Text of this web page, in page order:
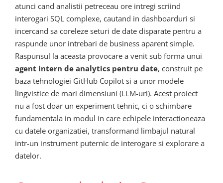
atunci cand analistii petreceau ore intregi scriind
interogari SQL complexe, cautand in dashboarduri si
incercand sa coreleze seturi de date disparate pentru a
raspunde unor intrebari de business aparent simple.
Raspunsul la aceasta provocare a venit sub forma unui
agent intern de analytics pentru date, construit pe
baza tehnologiei GitHub Copilot si a unor modele
lingvistice de mari dimensiuni (LLM-uri). Acest proiect
nu a fost doar un experiment tehnic, ci o schimbare
fundamentala in modul in care echipele interactioneaza
cu datele organizatiei, transformand limbajul natural
intr-un instrument puternic de interogare si explorare a
datelor.